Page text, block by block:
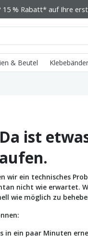
15 % Rabatt* auf Ihre
& Beutel
ist
wir ein technisches
nicht wie erwartet.
wie möglich zu
in ein paar Minuten